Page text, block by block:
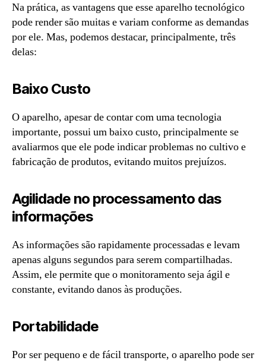
Na prática, as vantagens que esse aparelho tecnológico
pode render são muitas e variam conforme as demandas
por ele. Mas, podemos destacar, principalmente, três
delas:
Baixo Custo
O aparelho, apesar de contar com uma tecnologia
importante, possui um baixo custo, principalmente se
avaliarmos que ele pode indicar problemas no cultivo e
fabricação de produtos, evitando muitos prejuízos.
Agilidade no processamento das
informações
As informações são rapidamente processadas e levam
apenas alguns segundos para serem compartilhadas.
Assim, ele permite que o monitoramento seja ágil e
constante, evitando danos às produções.
Portabilidade
Por ser pequeno e de fácil transporte, o aparelho pode ser